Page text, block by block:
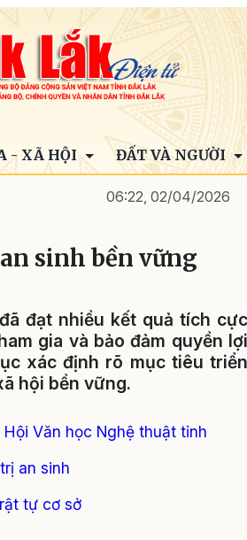
- XÃ HỘI ĐẤT VÀ NGƯỜI
06:22, 02/04/2026
sinh bền vững
đạt nhiều kết quả tích cực
gia và bảo đảm quyền lợi
xác định rõ mục tiêu triển
hội bền vững.
Văn học Nghệ thuật tỉnh
an sinh
tự cơ sở